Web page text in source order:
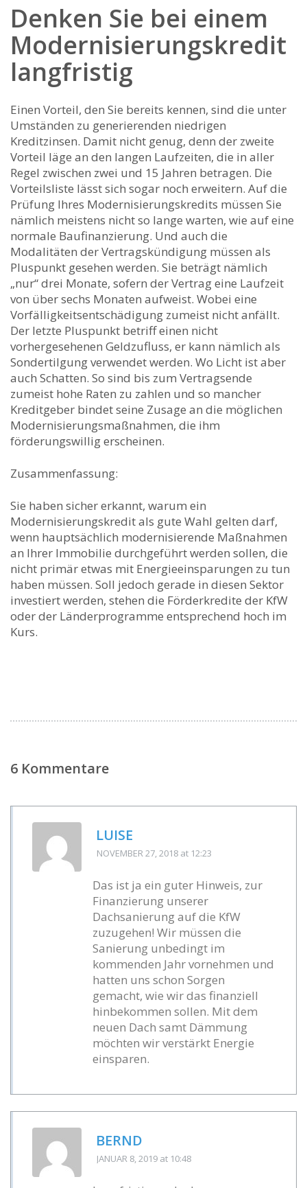
Denken Sie bei einem
Modernisierungskredit
langfristig
Einen Vorteil, den Sie bereits kennen, sind die unter
Umständen zu generierenden niedrigen
Kreditzinsen. Damit nicht genug, denn der zweite
Vorteil läge an den langen Laufzeiten, die in aller
Regel zwischen zwei und 15 Jahren betragen. Die
Vorteilsliste lässt sich sogar noch erweitern. Auf die
Prüfung Ihres Modernisierungskredits müssen Sie
nämlich meistens nicht so lange warten, wie auf eine
normale Baufinanzierung. Und auch die
Modalitäten der Vertragskündigung müssen als
Pluspunkt gesehen werden. Sie beträgt nämlich
„nur“ drei Monate, sofern der Vertrag eine Laufzeit
von über sechs Monaten aufweist. Wobei eine
Vorfälligkeitsentschädigung zumeist nicht anfällt.
Der letzte Pluspunkt betriff einen nicht
vorhergesehenen Geldzufluss, er kann nämlich als
Sondertilgung verwendet werden. Wo Licht ist aber
auch Schatten. So sind bis zum Vertragsende
zumeist hohe Raten zu zahlen und so mancher
Kreditgeber bindet seine Zusage an die möglichen
Modernisierungsmaßnahmen, die ihm
förderungswillig erscheinen.
Zusammenfassung:
Sie haben sicher erkannt, warum ein
Modernisierungskredit als gute Wahl gelten darf,
wenn hauptsächlich modernisierende Maßnahmen
an Ihrer Immobilie durchgeführt werden sollen, die
nicht primär etwas mit Energieeinsparungen zu tun
haben müssen. Soll jedoch gerade in diesen Sektor
investiert werden, stehen die Förderkredite der KfW
oder der Länderprogramme entsprechend hoch im
Kurs.
6 Kommentare
LUISE
NOVEMBER 27, 2018 at 12:23
Das ist ja ein guter Hinweis, zur
Finanzierung unserer
Dachsanierung auf die KfW
zuzugehen! Wir müssen die
Sanierung unbedingt im
kommenden Jahr vornehmen und
hatten uns schon Sorgen
gemacht, wie wir das finanziell
hinbekommen sollen. Mit dem
neuen Dach samt Dämmung
möchten wir verstärkt Energie
einsparen.
BERND
JANUAR 8, 2019 at 10:48